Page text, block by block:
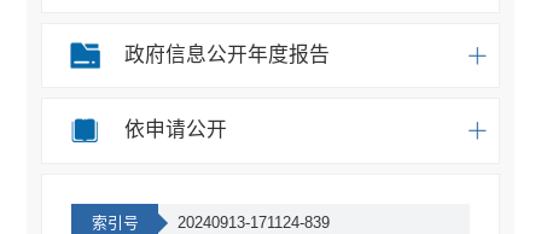
政府信息公开年度报告
依申请公开
索引号 20240913-171124-839